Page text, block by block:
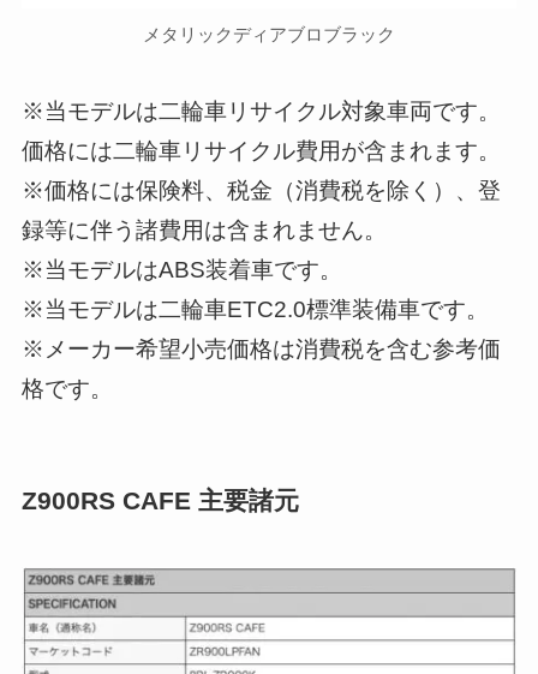
メタリックディアブロブラック
※当モデルは二輪車リサイクル対象車両です。
価格には二輪車リサイクル費用が含まれます。
※価格には保険料、税金（消費税を除く）、登
録等に伴う諸費用は含まれません。
※当モデルはABS装着車です。
※当モデルは二輪車ETC2.0標準装備車です。
※メーカー希望小売価格は消費税を含む参考価
格です。
Z900RS CAFE 主要諸元